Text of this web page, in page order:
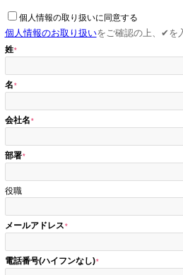
個人情報の取り扱いに同意する
個人情報のお取り扱いをご確認の上、✔を
姓
名
会社名
部署
役職
メールアドレス
電話番号(ハイフンなし)